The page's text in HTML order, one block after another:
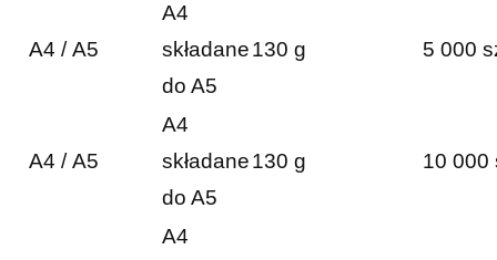
A4 / A5
A4
składane
do A5
130 g 5 000
A4 / A5
A4
składane
do A5
130 g 10 000
A4